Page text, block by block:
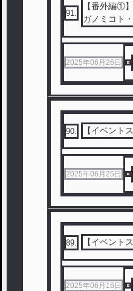
91.
【番外編①
ガノミコト・
2025年06月26日
90 【イベント
2025年06月25日
89 【イベント
2025年06月16日